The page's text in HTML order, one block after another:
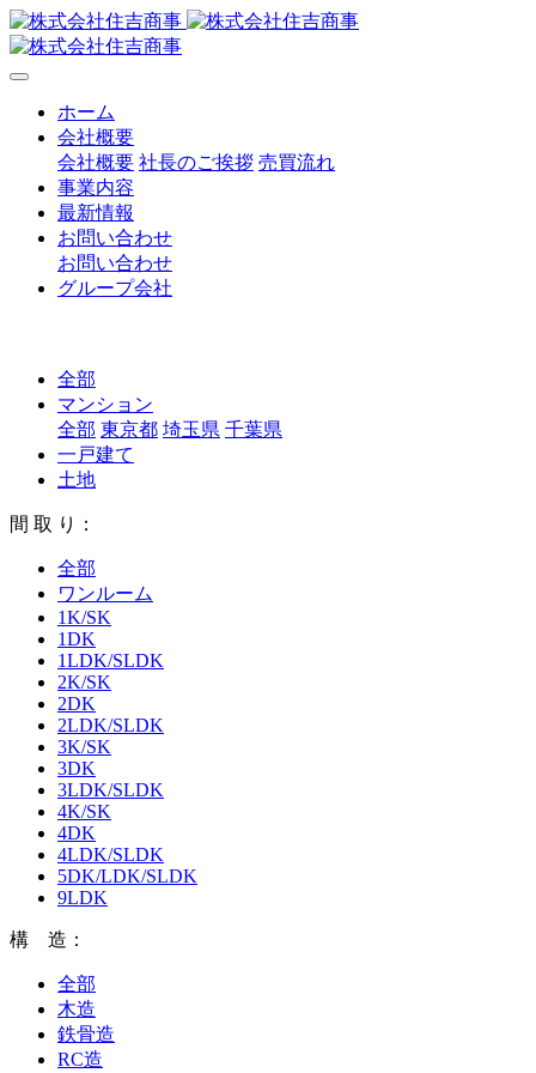
ホーム
会社概要
会社概要 社長のご挨拶 売買流れ
事業内容
最新情報
お問い合わせ
お問い合わせ
グループ会社
全部
マンション
全部 東京都 埼玉県 千葉県
一戸建て
土地
間 取 り：
全部
ワンルーム
1K/SK
1DK
1LDK/SLDK
2K/SK
2DK
2LDK/SLDK
3K/SK
3DK
3LDK/SLDK
4K/SK
4DK
4LDK/SLDK
5DK/LDK/SLDK
9LDK
構 造：
全部
木造
鉄骨造
RC造